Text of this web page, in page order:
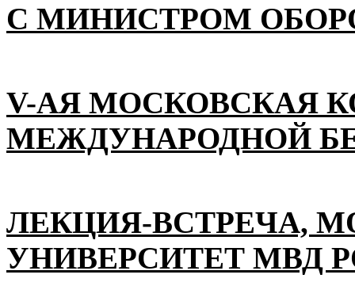
С МИНИСТРОМ
V-АЯ МОСКОВСКАЯ
МЕЖДУНАРОДНОЙ
ЛЕКЦИЯ-ВСТРЕЧА,
УНИВЕРСИТЕТ МВД